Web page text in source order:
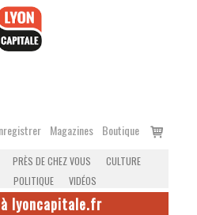
Magazines Boutique
Voir
PRÈS DE CHEZ VOUS
CULTURE
POLITIQUE VIDÉOS
à lyoncapitale.fr